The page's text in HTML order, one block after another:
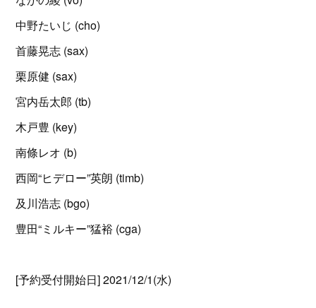
中野たいじ (cho)
首藤晃志 (sax)
栗原健 (sax)
宮内岳太郎 (tb)
木戸豊 (key)
南條レオ (b)
西岡“ヒデロー”英朗 (timb)
及川浩志 (bgo)
豊田“ミルキー”猛裕 (cga)
[予約受付開始日] 2021/12/1(水)